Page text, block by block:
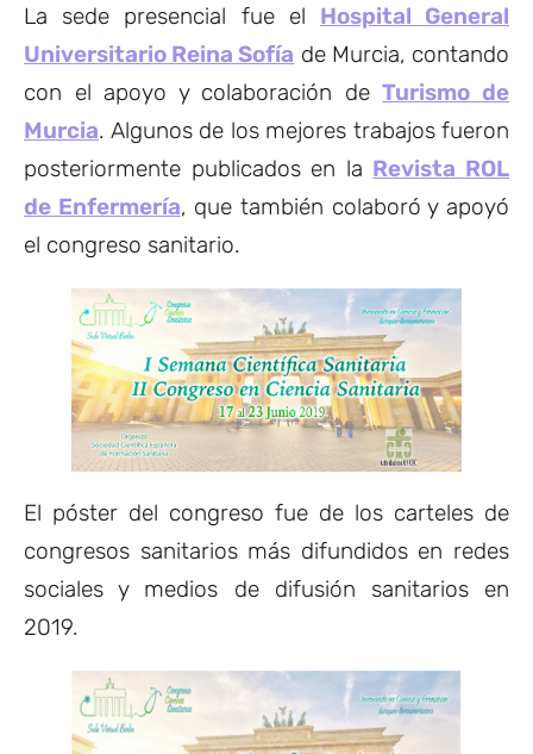
La sede presencial fue el Hospital General
Universitario Reina Sofía de Murcia, contando
con el apoyo y colaboración deTurismo de
Murcia. Algunos de los mejores trabajos fueron
posteriormente publicados en la Revista ROL
de Enfermería, que también colaboró y apoyó
el congreso sanitario.
El póster del congreso fue de los carteles de
congresos sanitarios más difundidos en redes
sociales y medios de difusión sanitarios en
2019.